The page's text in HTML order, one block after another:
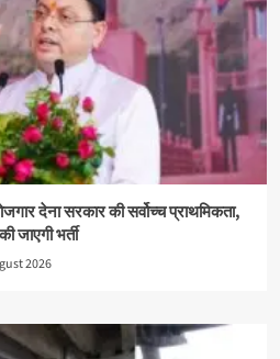
देना सरकार की सर्वोच्च प्राथमिकता,
जाएगी भर्ती
2026